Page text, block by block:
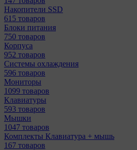
Накопители SSD
615 товаров
Блоки питания
750 товаров
Корпуса
952 товаров
Системы охлаждения
596 товаров
Мониторы
1099 товаров
Клавиатуры
593 товаров
Мышки
1047 товаров
Комплекты Клавиатура + мышь
167 товаров